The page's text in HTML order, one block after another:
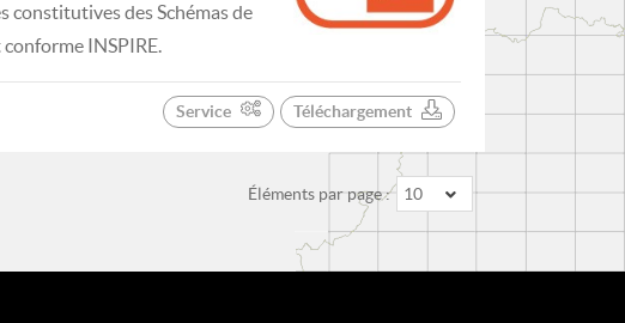
constitutives des Schémas de
INSPIRE.
Service Téléchargement
Éléments par page : 10